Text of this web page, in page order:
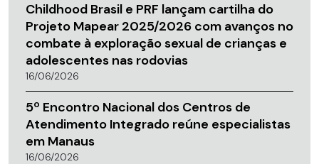
Childhood Brasil e PRF lançam cartilha do
Projeto Mapear 2025/2026 com avanços no
combate à exploração sexual de crianças e
adolescentes nas rodovias
16/06/2026
5º Encontro Nacional dos Centros de
Atendimento Integrado reúne especialistas
em Manaus
16/06/2026